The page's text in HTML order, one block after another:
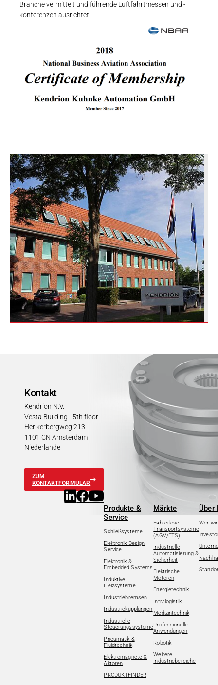
Branche vermittelt und führende Luftfahrtmessen und -
konferenzen ausrichtet.
Kontakt
Kendrion N.V.
Vesta Building - 5th floor
Herikerbergweg 213
1101 CN Amsterdam
Niederlande
ZUM
KONTAKTFORMULAR
Produkte &
Service
Schließsysteme
Elektronik Design
Service
Elektronik &
Embedded Systems
Induktive
Heizsysteme
Industriebremsen
Industriekupplungen
Industrielle
Steuerungssysteme
Pneumatik &
Fluidtechnik
Elektromagnete &
Aktoren
PRODUKTFINDER
Märkte
Fahrerlose
Transportsysteme
(AGV/FTS)
Industrielle
Automatisierung &
Sicherheit
Elektrische
Motoren
Energietechnik
Intralogistik
Medizintechnik
Professionelle
Anwendungen
Robotik
Weitere
Industriebereiche
Über
Wer